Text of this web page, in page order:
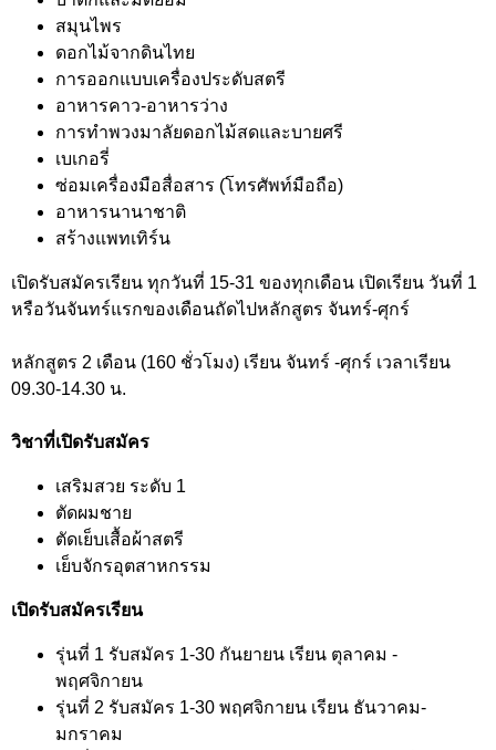
สมุนไพร
ดอกไม้จากดินไทย
การออกแบบเครื่องประดับสตรี
อาหารคาว-อาหารว่าง
การทำพวงมาลัยดอกไม้สดและบายศรี
เบเกอรี่
ซ่อมเครื่องมือสื่อสาร (โทรศัพท์มือถือ)
อาหารนานาชาติ
สร้างแพทเทิร์น
เปิดรับสมัครเรียน ทุกวันที่ 15-31 ของทุกเดือน เปิดเรียน วันที่ 1
หรือวันจันทร์แรกของเดือนถัดไปหลักสูตร จันทร์-ศุกร์
หลักสูตร 2 เดือน (160 ชั่วโมง) เรียน จันทร์ -ศุกร์ เวลาเรียน
09.30-14.30 น.
วิชาที่เปิดรับสมัคร
เสริมสวย ระดับ 1
ตัดผมชาย
ตัดเย็บเสื้อผ้าสตรี
เย็บจักรอุตสาหกรรม
เปิดรับสมัครเรียน
รุ่นที่ 1 รับสมัคร 1-30 กันยายน เรียน ตุลาคม -
พฤศจิกายน
รุ่นที่ 2 รับสมัคร 1-30 พฤศจิกายน เรียน ธันวาคม-
มกราคม